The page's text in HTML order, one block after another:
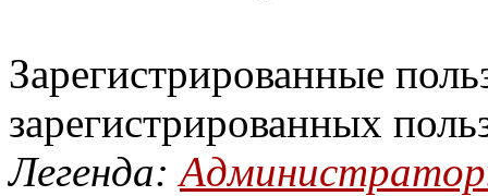
Зарегистрированные
зарегистрированных
Легенда: